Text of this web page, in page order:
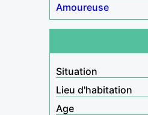
Amoureuse
Situation
Lieu d'habitation
Age